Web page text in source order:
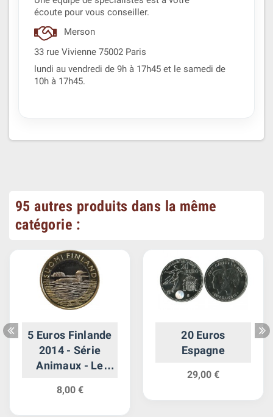
écoute pour vous conseiller.
Merson
33 rue Vivienne 75002 Paris
lundi au vendredi de 9h à 17h45 et le samedi de
10h à 17h45.
95 autres produits dans la même
catégorie :
5 Euros Finlande
2014 - Série
Animaux - Le
8,00 €
20 Euros
Espagne
29,00 €